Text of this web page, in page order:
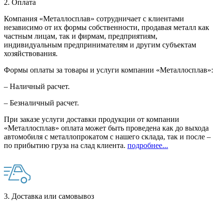
2. Оплата
Компания «Металлосплав» сотрудничает с клиентами
независимо от их формы собственности, продавая металл как
частным лицам, так и фирмам, предприятиям,
индивидуальным предпринимателям и другим субъектам
хозяйствования.
Формы оплаты за товары и услуги компании «Металлосплав»:
– Наличный расчет.
– Безналичный расчет.
При заказе услуги доставки продукции от компании
«Металлосплав» оплата может быть проведена как до выхода
автомобиля с металлопрокатом с нашего склада, так и после –
по прибытию груза на слад клиента. подробнее...
3. Доставка или самовывоз